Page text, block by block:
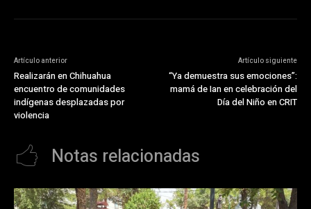
Artículo anterior
Realizarán en Chihuahua
encuentro de comunidades
indígenas desplazadas por
violencia
Artículo siguiente
“Ya demuestra sus emociones”:
mamá de Ian en celebración del
Día del Niño en CRIT
Notas relacionadas